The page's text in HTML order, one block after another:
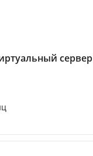
сервер